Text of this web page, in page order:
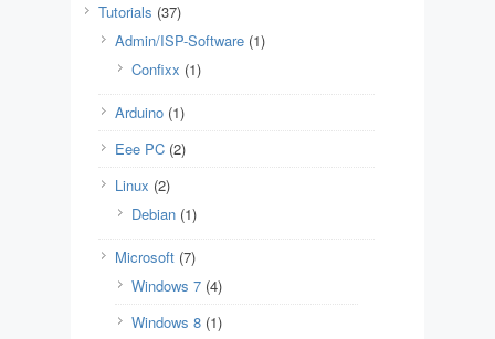
Tutorials (37)
Admin/ISP-Software (1)
Confixx (1)
Arduino (1)
Eee PC (2)
Linux (2)
Debian (1)
Microsoft (7)
Windows 7 (4)
Windows 8 (1)